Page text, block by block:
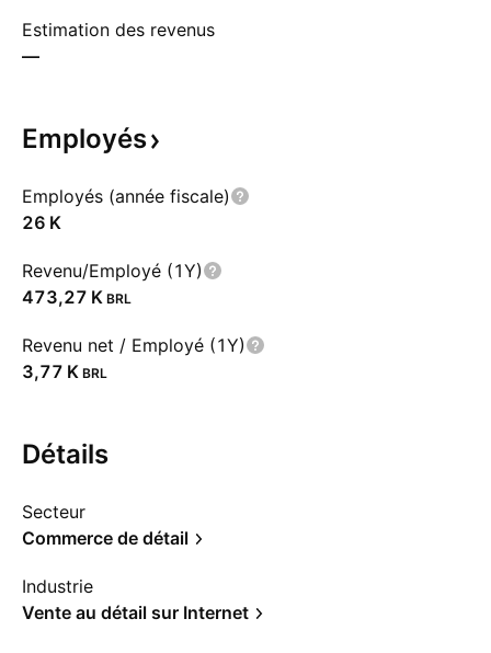
Estimation des revenus
—
Employés
Employés (année fiscale)
‪26 K‬
Revenu/Employé (1Y)
‪473,27 K‬ BRL
Revenu net / Employé (1Y)
‪3,77 K‬ BRL
Détails
Secteur
Commerce de détail
Industrie
Vente au détail sur Internet